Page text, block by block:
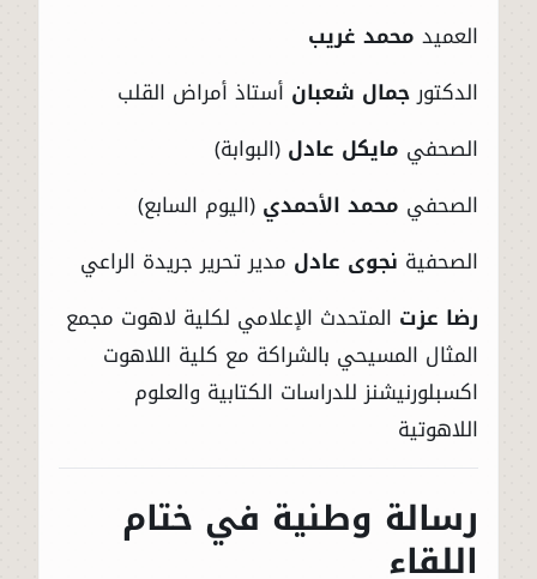
العميد محمد غريب
الدكتورجمال شعبان أستاذ أمراض القلب
الصحفي مايكل عادل (البوابة)
الصحفي محمد الأحمدي (اليوم السابع)
الصحفية نجوى عادل مدير تحرير جريدة الراعي
رضا عزت المتحدث الإعلامي لكلية لاهوت مجمع
المثال المسيحي بالشراكة مع كلية اللاهوت
اكسبلورنيشنز للدراسات الكتابية والعلوم
اللاهوتية
رسالة وطنية في ختام
اللقاء